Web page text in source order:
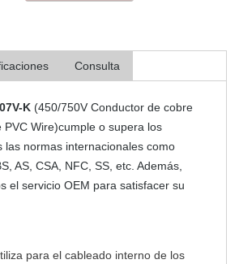
Consulta
K (450/750V Conductor de cobre
PVC Wire)cumple o supera los
las normas internacionales como
AS, CSA, NFC, SS, etc. Además,
el servicio OEM para satisfacer su
para el cableado interno de los